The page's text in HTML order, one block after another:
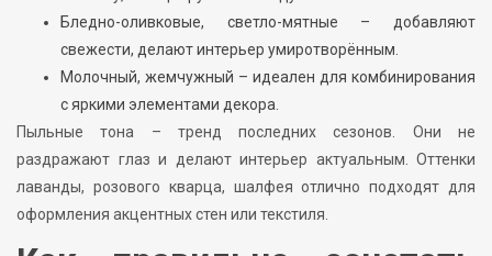
Бледно-оливковые, светло-мятные – добавляют
свежести, делают интерьер умиротворённым.
Молочный, жемчужный – идеален для комбинирования
с яркими элементами декора.
Пыльные тона – тренд последних сезонов. Они не
раздражают глаз и делают интерьер актуальным. Оттенки
лаванды, розового кварца, шалфея отлично подходят для
оформления акцентных стен или текстиля.